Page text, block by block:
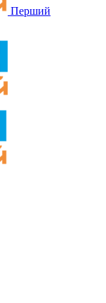
Перший